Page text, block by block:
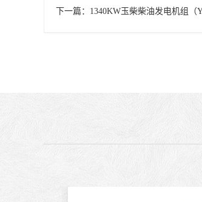
下一篇： 1340KW玉柴柴油发电机组（